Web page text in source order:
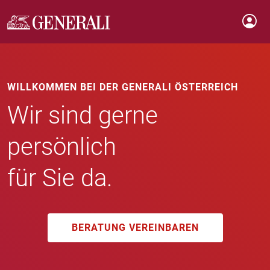
WILLKOMMEN BEI DER GENERALI ÖSTERREICH
Wir sind gerne
persönlich
für Sie da.
BERATUNG VEREINBAREN